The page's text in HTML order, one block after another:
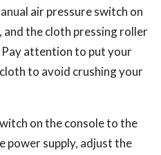
air pressure switch on
the cloth pressing roller
attention to put your
to avoid crushing your
on the console to the
power supply, adjust the